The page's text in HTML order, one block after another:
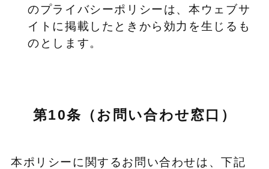
のプライバシーポリシーは、本ウェブサ
イトに掲載したときから効力を生じるも
のとします。
第10条（お問い合わせ窓口）
本ポリシーに関するお問い合わせは、下記